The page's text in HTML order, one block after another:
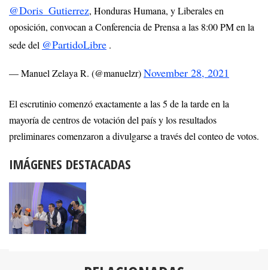
@Doris_Gutierrez, Honduras Humana, y Liberales en
oposición, convocan a Conferencia de Prensa a las 8:00 PM en la
sede del @PartidoLibre .
— Manuel Zelaya R. (@manuelzr)November 28, 2021
El escrutinio comenzó exactamente a las 5 de la tarde en la
mayoría de centros de votación del país y los resultados
preliminares comenzaron a divulgarse a través del conteo de votos.
IMÁGENES DESTACADAS